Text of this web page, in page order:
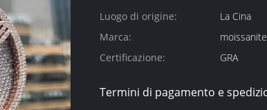
Luogo di origine:
La Cina
Marca:
Certificazione:
GRA
Termini di pagamento e